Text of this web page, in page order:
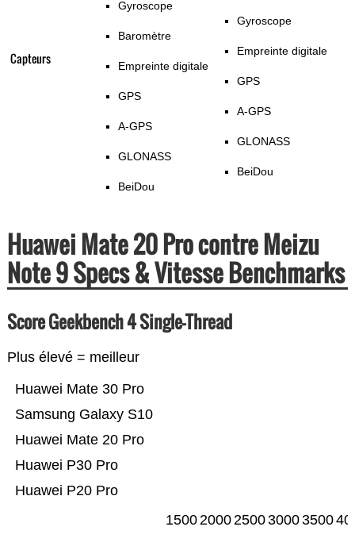
Capteurs
Gyroscope
Baromètre
Empreinte digitale
GPS
A-GPS
GLONASS
BeiDou
Gyroscope
Empreinte digitale
GPS
A-GPS
GLONASS
BeiDou
Huawei Mate 20 Pro contre Meizu
Note 9 Specs & Vitesse Benchmarks
Score Geekbench 4 Single-Thread
Plus élevé = meilleur
Huawei P20 Pro
Huawei P30 Pro
Huawei Mate 20 Pro
Samsung Galaxy S10
Huawei Mate 30 Pro
15002000250030003500